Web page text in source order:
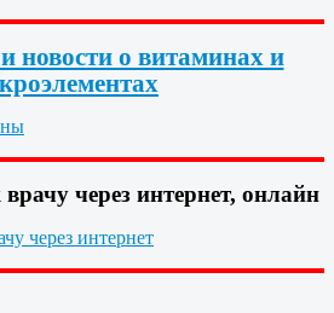
новости о витаминах и
через интернет, онлайн